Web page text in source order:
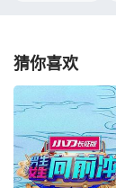
猜你喜欢